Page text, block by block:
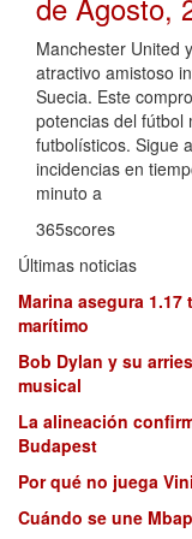
Manchester United
atractivo amistoso
Suecia. Este
potencias del fútbol
futbolísticos. Sigue
incidencias en
minuto a
365scores
Últimas noticias
Marina asegura
marítimo
Bob Dylan y su
musical
La alineación
Budapest
Por qué no juega
Cuándo se une